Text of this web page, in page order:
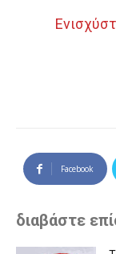
Facebook
διαβάστε